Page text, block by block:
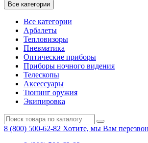
Все категории
Все категории
Арбалеты
Тепловизоры
Пневматика
Оптические приборы
Приборы ночного видения
Телескопы
Аксессуары
Тюнинг оружия
Экипировка
8 (800) 500-62-82 Хотите, мы Вам